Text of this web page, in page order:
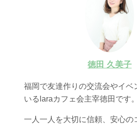
徳田 久美子
福岡で友達作りの交流会やイベ
いるlaraカフェ会主宰徳田です。
一人一人を大切に信頼、安心の